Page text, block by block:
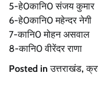
5-हे0कानि0 संजय कुमार
6-हे0कानि0 महेन्दर नेगी
7-कानि0 मोहन असवाल
8-कानि0 वीरेंदर राणा
Posted inउत्तराखंड,